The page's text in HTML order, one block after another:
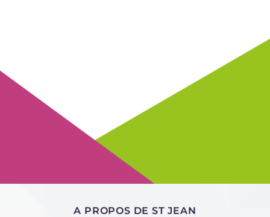
A PROPOS DE ST JEAN